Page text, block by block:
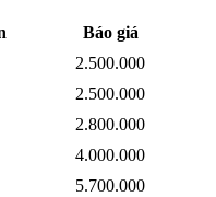
Báo giá
2.500.000
2.500.000
2.800.000
4.000.000
5.700.000